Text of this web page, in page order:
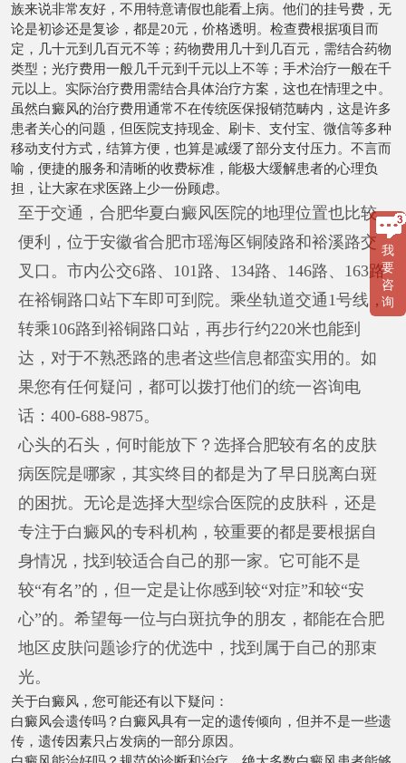
族来说非常友好，不用特意请假也能看上病。他们的挂号费，无
论是初诊还是复诊，都是20元，价格透明。检查费根据项目而
定，几十元到几百元不等；药物费用几十到几百元，需结合药物
类型；光疗费用一般几千元到千元以上不等；手术治疗一般在千
元以上。实际治疗费用需结合具体治疗方案，这也在情理之中。
虽然白癜风的治疗费用通常不在传统医保报销范畴内，这是许多
患者关心的问题，但医院支持现金、刷卡、支付宝、微信等多种
移动支付方式，结算方便，也算是减缓了部分支付压力。不言而
喻，便捷的服务和清晰的收费标准，能极大缓解患者的心理负
担，让大家在求医路上少一份顾虑。
至于交通，合肥华夏白癜风医院的地理位置也比较
便利，位于安徽省合肥市瑶海区铜陵路和裕溪路交
叉口。市内公交6路、101路、134路、146路、163路
在裕铜路口站下车即可到院。乘坐轨道交通1号线，
转乘106路到裕铜路口站，再步行约220米也能到
达，对于不熟悉路的患者这些信息都蛮实用的。如
果您有任何疑问，都可以拨打他们的统一咨询电
话：400-688-9875。
心头的石头，何时能放下？选择合肥较有名的皮肤
病医院是哪家，其实终目的都是为了早日脱离白斑
的困扰。无论是选择大型综合医院的皮肤科，还是
专注于白癜风的专科机构，较重要的都是要根据自
身情况，找到较适合自己的那一家。它可能不是
较“有名”的，但一定是让你感到较“对症”和较“安
心”的。希望每一位与白斑抗争的朋友，都能在合肥
地区皮肤问题诊疗的优选中，找到属于自己的那束
光。
关于白癜风，您可能还有以下疑问：
白癜风会遗传吗？白癜风具有一定的遗传倾向，但并不是一些遗
传，遗传因素只占发病的一部分原因。
我
要
咨
询